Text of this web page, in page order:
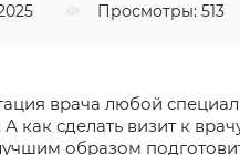
Просмотры: 513
врача любой
А как сделать визит к
образом